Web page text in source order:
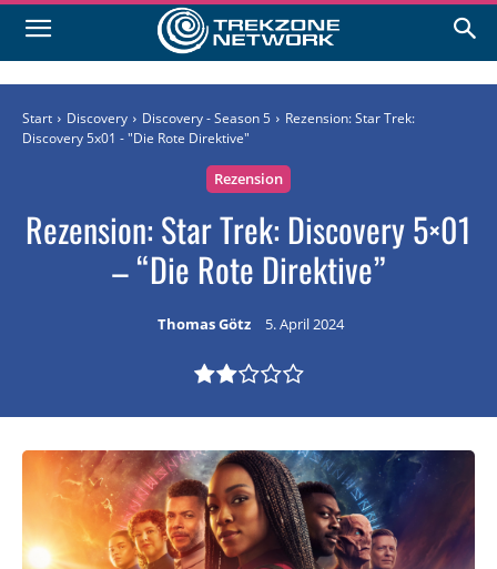
Start Discovery Discovery - Season 5
Rezension: Star Trek:
Discovery 5x01 - "Die Rote Direktive"
Rezension
Rezension: Star Trek: Discovery 5×01
– “Die Rote Direktive”
Thomas Götz 5. April 2024